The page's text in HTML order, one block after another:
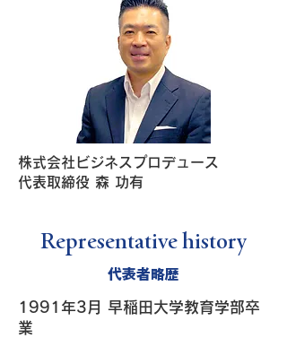
株式会社ビジネスプロデュース
代表取締役 森 功有
Representative history
代表者略歴
1991年3月 早稲田大学教育学部卒
業